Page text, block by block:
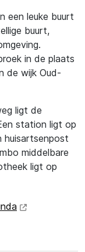
een leuke buurt
buurt,
in de plaats
de wijk Oud-
ligt de
station ligt op
huisartsenpost
middelbare
ligt op